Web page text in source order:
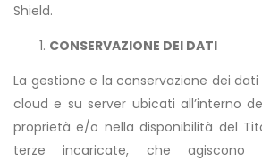
Shield.
CONSERVAZIONE DEI DATI
La gestione e la conservazione dei
cloud e su server ubicati all’interno
proprietà e/o nella disponibilità del
terze incaricate, che agiscono